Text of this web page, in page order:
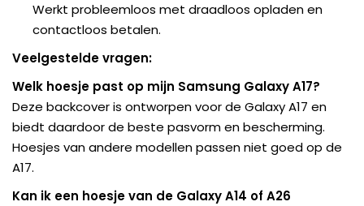
Werkt probleemloos met draadloos opladen en
contactloos betalen.
Veelgestelde vragen:
Welk hoesje past op mijn Samsung Galaxy A17?
Deze backcover is ontworpen voor de Galaxy A17 en
biedt daardoor de beste pasvorm en bescherming.
Hoesjes van andere modellen passen niet goed op de
A17.
Kan ik een hoesje van de Galaxy A14 of A26